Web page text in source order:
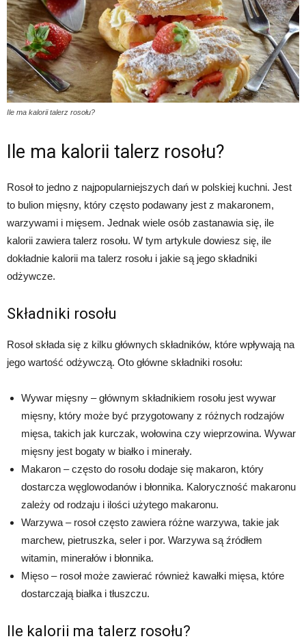
Ile ma kalorii talerz rosołu?
Ile ma kalorii talerz rosołu?
Rosoł to jedno z najpopularniejszych dań w polskiej kuchni. Jest
to bulion mięsny, który często podawany jest z makaronem,
warzywami i mięsem. Jednak wiele osób zastanawia się, ile
kalorii zawiera talerz rosołu. W tym artykule dowiesz się, ile
dokładnie kalorii ma talerz rosołu i jakie są jego składniki
odżywcze.
Składniki rosołu
Rosoł składa się z kilku głównych składników, które wpływają na
jego wartość odżywczą. Oto główne składniki rosołu:
Wywar mięsny – głównym składnikiem rosołu jest wywar
mięsny, który może być przygotowany z różnych rodzajów
mięsa, takich jak kurczak, wołowina czy wieprzowina. Wywar
mięsny jest bogaty w białko i minerały.
Makaron – często do rosołu dodaje się makaron, który
dostarcza węglowodanów i błonnika. Kaloryczność makaronu
zależy od rodzaju i ilości użytego makaronu.
Warzywa – rosoł często zawiera różne warzywa, takie jak
marchew, pietruszka, seler i por. Warzywa są źródłem
witamin, minerałów i błonnika.
Mięso – rosoł może zawierać również kawałki mięsa, które
dostarczają białka i tłuszczu.
Ile kalorii ma talerz rosołu?